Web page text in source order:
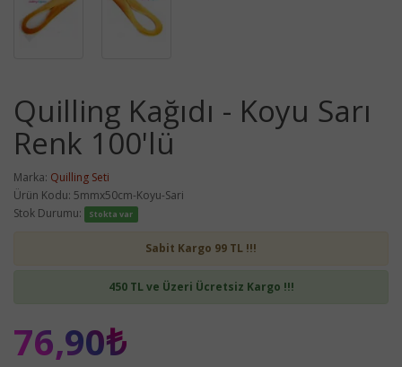
Quilling Kağıdı - Koyu Sarı
Renk 100'lü
Marka: Quilling Seti
Ürün Kodu: 5mmx50cm-Koyu-Sari
Stok Durumu:
Stokta var
Sabit Kargo 99 TL !!!
450 TL ve Üzeri Ücretsiz Kargo !!!
76,90₺